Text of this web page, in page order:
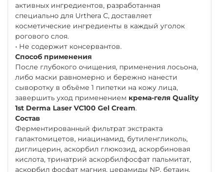
активных ингредиентов, разработанная
специально для Urthera C, доставляет
косметические ингредиенты в каждый уголок
рогового слоя.
• Не содержит консервантов.
Способ применения
После глубокого очищения, применения лосьона,
либо маски равномерно и бережно нанести
сыворотку в объёме 1 пипетки на кожу лица,
завершить уход применением крема-геля Quality
1st Derma Laser VC100 Gel Cream.
Состав
Ферментированный фильтрат экстракта
галактомицетов, ниацинамид, бутиленгликоль,
диглицерин, аскорбил глюкозид, аскорбиновая
кислота, тринатрий аскорбилфосфат пальмитат,
аскорбил фосфат магния, церамиды NP, бетаин,